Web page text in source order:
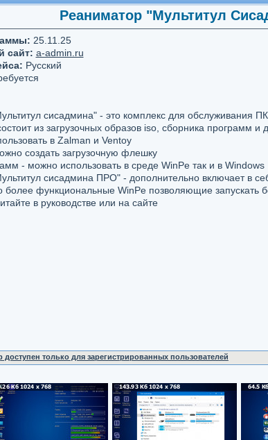
Реаниматор "Мультитул
25.11.25
сайт: a-admin.ru
Русский
сисадмина" - это комплекс для обслуживания ПК
из загрузочных образов iso, сборника программ и
в Zalman и Ventoy
создать загрузочную флешку
- можно использовать в среде WinPe так и в Windows
сисадмина ПРО" - дополнительно включает в
более функциональные WinPe позволяющие запускать
в руководстве или на сайте
доступен только для зарегистрированных пользователей